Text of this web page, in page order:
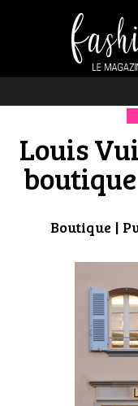
Louis
Boutique|